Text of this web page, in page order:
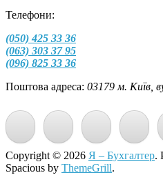
Телефони:
(050) 425 33 36
(063) 303 37 95
(096) 825 33 36
Поштова адреса: 03179 м. Київ,
Copyright © 2026 Я – Бухгалтер.
Spacious by ThemeGrill.